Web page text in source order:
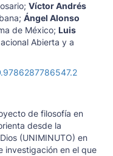
; Víctor Andrés
; Ángel Alonso
de México; Luis
Abierta y a
de filosofía en
desde la
(UNIMINUTO) en
investigación en el que